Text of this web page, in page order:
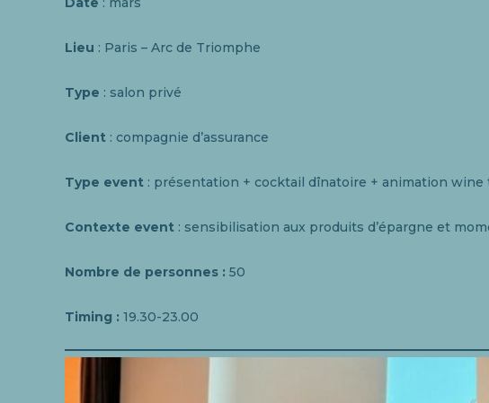
Lieu : Paris – Arc de Triomphe
Type : salon privé
Client : compagnie d’assurance
Type event : présentation + cocktail dînatoire + animation
Contexte event : sensibilisation aux produits d’épargne et
Nombre de personnes : 50
Timing : 19.30-23.00